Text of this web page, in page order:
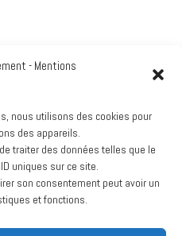
- Mentions
nous utilisons des cookies pour
des appareils.
traiter des données telles que le
uniques sur ce site.
son consentement peut avoir un
et fonctions.